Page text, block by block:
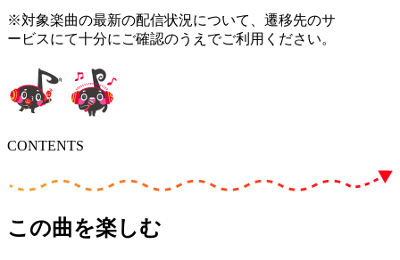
※対象楽曲の最新の配信状況について、遷移先のサ
ービスにて十分にご確認のうえでご利用ください。
CONTENTS
この曲を楽しむ